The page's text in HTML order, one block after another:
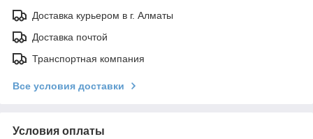
Доставка курьером в г. Алматы
Доставка почтой
Транспортная компания
Все условия доставки
Условия оплаты